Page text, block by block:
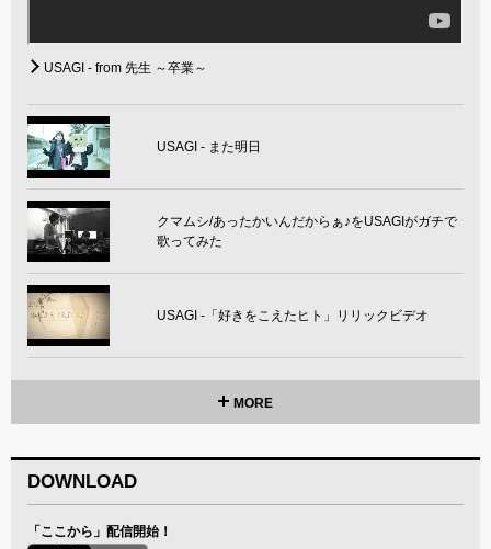
USAGI - from 先生 ～卒業～
USAGI - また明日
クマムシ/あったかいんだからぁ♪をUSAGIがガチで
歌ってみた
USAGI -「好きをこえたヒト」リリックビデオ
MORE
DOWNLOAD
「ここから」配信開始！